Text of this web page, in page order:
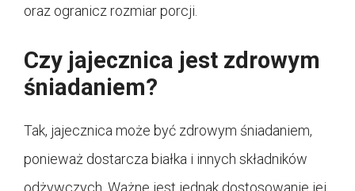
oraz ogranicz rozmiar porcji.
Czy jajecznica jest zdrowym
śniadaniem?
Tak, jajecznica może być zdrowym śniadaniem,
ponieważ dostarcza białka i innych składników